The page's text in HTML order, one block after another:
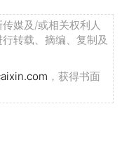
媒及/或相关权利人
转载、摘编、复制及
，获得书面